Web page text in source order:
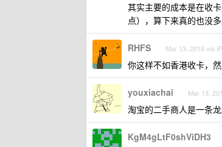
其实主要的成本是在收
点），算下来真的也没
RHFS Mar 13, 2018 via
你这样不如香港收卡，
youxiachai Mar 13,
淘宝的二手商人是一条
KgM4gLtF0shViDH3